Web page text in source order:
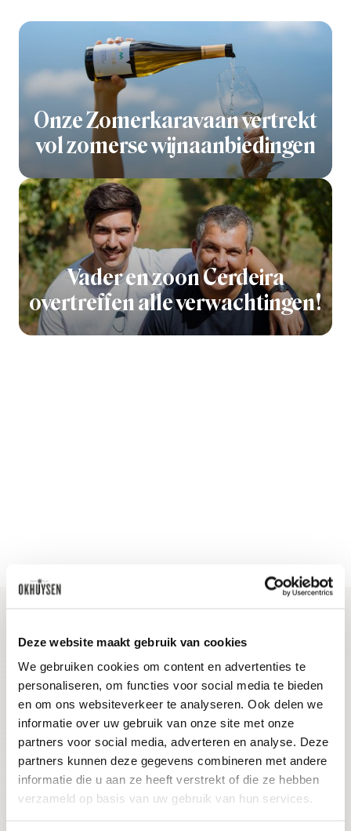
Deze website maakt gebruik van cookies
We gebruiken cookies om content en advertenties te
personaliseren, om functies voor social media te bieden
en om ons websiteverkeer te analyseren. Ook delen we
informatie over uw gebruik van onze site met onze
partners voor social media, adverteren en analyse. Deze
partners kunnen deze gegevens combineren met andere
informatie die u aan ze heeft verstrekt of die ze hebben
verzameld op basis van uw gebruik van hun services.
Onze Zomerkaravaan vertrekt
vol zomerse wijnaanbiedingen
Vader en zoon Cerdeira
overtreffen alle verwachtingen!
Blijf op de hoogte
Ontvang het laatste wijnnieuws, proeverijen en
evenementen
E-mailadres
Aanmelden